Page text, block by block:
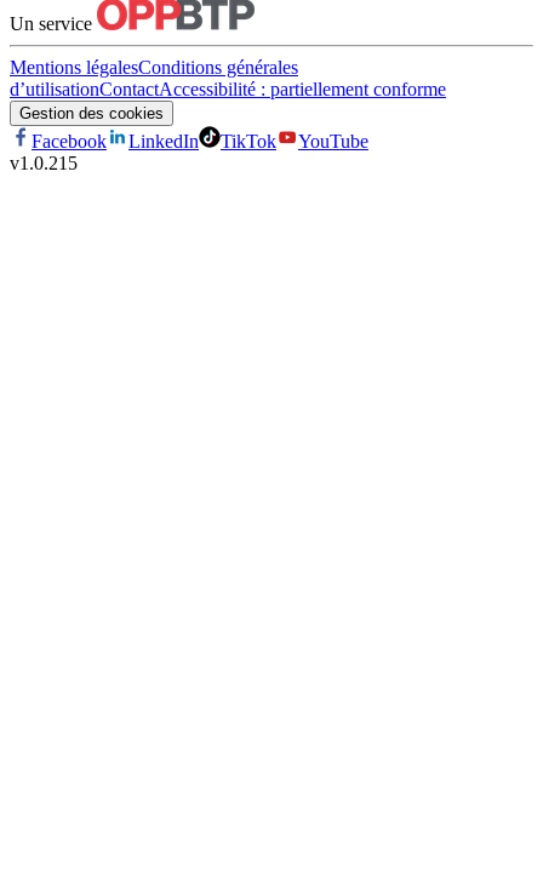
Un service
Mentions légalesConditions générales
d’utilisationContactAccessibilité : partiellement conforme
Gestion des cookies
Facebook LinkedIn TikTok
YouTube
v1.0.215